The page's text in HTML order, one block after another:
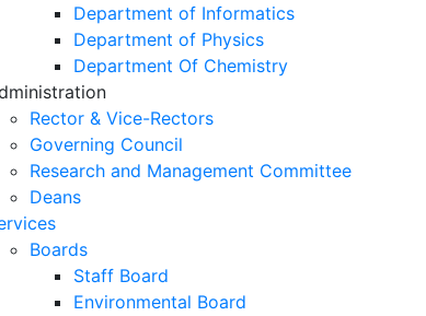
Department of Informatics
Department of Physics
Department Of Chemistry
Rector & Vice-Rectors
Governing Council
Research and Management Committee
Deans
Boards
Staff Board
Environmental Board